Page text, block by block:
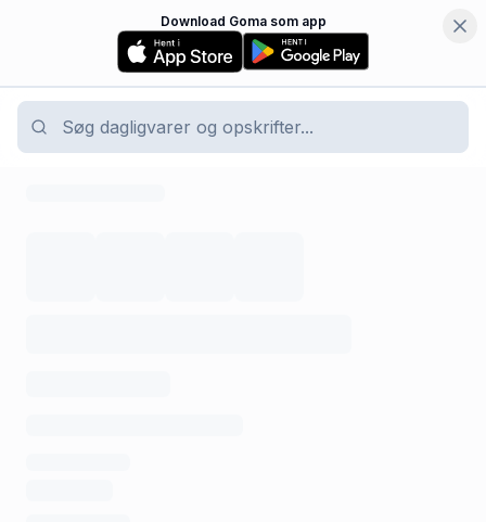
Download Goma som app